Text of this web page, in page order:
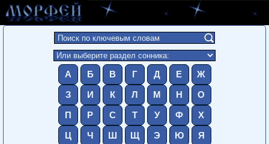
А Б В Г Д Е Ж
З И К Л М Н О
П Р С Т У Ф Х
Ц Ч Ш Щ Э Ю Я